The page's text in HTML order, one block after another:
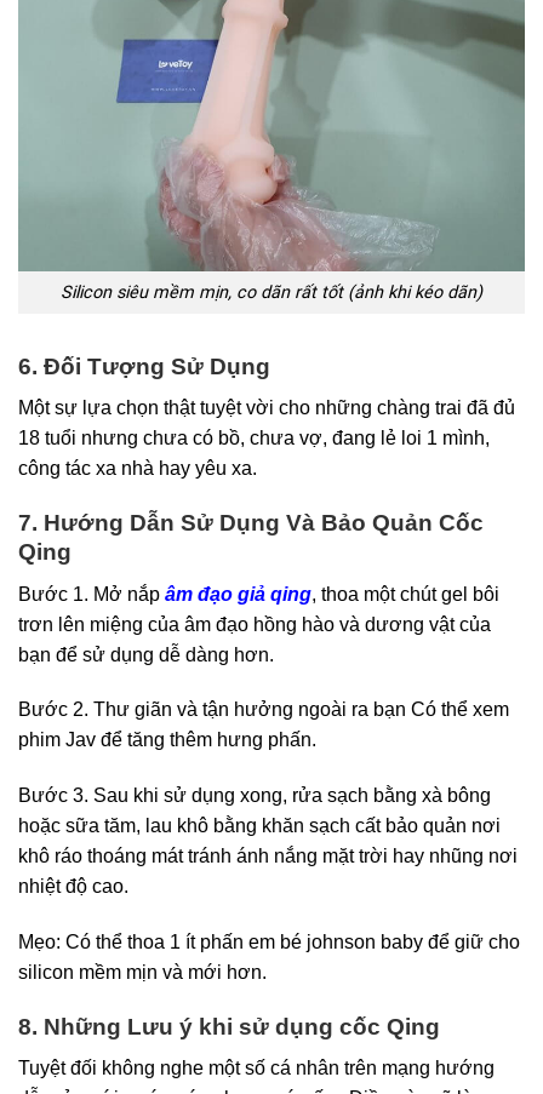
Silicon siêu mềm mịn, co dãn rất tốt (ảnh khi kéo dãn)
6. Đối Tượng Sử Dụng
Một sự lựa chọn thật tuyệt vời cho những chàng trai đã đủ
18 tuổi nhưng chưa có bồ, chưa vợ, đang lẻ loi 1 mình,
công tác xa nhà hay yêu xa.
7. Hướng Dẫn Sử Dụng Và Bảo Quản Cốc
Qing
Bước 1. Mở nắp âm đạo giả qing, thoa một chút gel bôi
trơn lên miệng của âm đạo hồng hào và dương vật của
bạn để sử dụng dễ dàng hơn.
Bước 2. Thư giãn và tận hưởng ngoài ra bạn Có thể xem
phim Jav để tăng thêm hưng phấn.
Bước 3. Sau khi sử dụng xong, rửa sạch bằng xà bông
hoặc sữa tăm, lau khô bằng khăn sạch cất bảo quản nơi
khô ráo thoáng mát tránh ánh nắng mặt trời hay nhũng nơi
nhiệt độ cao.
Mẹo: Có thể thoa 1 ít phấn em bé johnson baby để giữ cho
silicon mềm mịn và mới hơn.
8. Những Lưu ý khi sử dụng cốc Qing
Tuyệt đối không nghe một số cá nhân trên mạng hướng